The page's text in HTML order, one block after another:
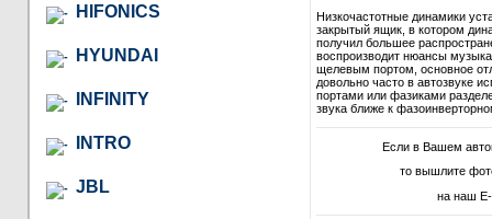
HIFONICS
HYUNDAI
INFINITY
INTRO
JBL
Низкочастотные динамики
закрытый ящик, в котором
получил большее
воспроизводит нюансы
щелевым портом, основное
довольно часто в автозвуке
портами или фазиками
звука ближе к
Если в Вашем
то вышлите
на наш